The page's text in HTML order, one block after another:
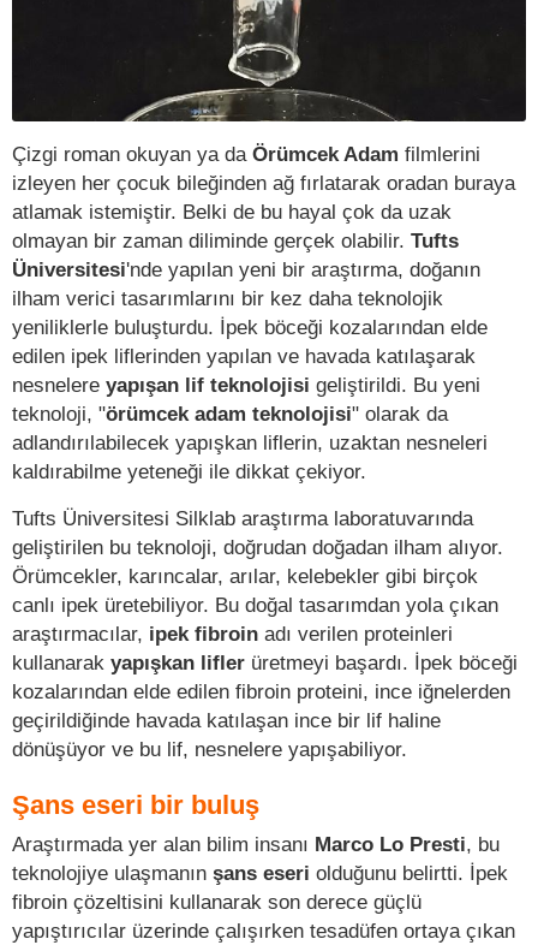
Çizgi roman okuyan ya da Örümcek Adam filmlerini
izleyen her çocuk bileğinden ağ fırlatarak oradan buraya
atlamak istemiştir. Belki de bu hayal çok da uzak
olmayan bir zaman diliminde gerçek olabilir. Tufts
Üniversitesi'nde yapılan yeni bir araştırma, doğanın
ilham verici tasarımlarını bir kez daha teknolojik
yeniliklerle buluşturdu. İpek böceği kozalarından elde
edilen ipek liflerinden yapılan ve havada katılaşarak
nesnelere yapışan lif teknolojisi geliştirildi. Bu yeni
teknoloji, "örümcek adam teknolojisi" olarak da
adlandırılabilecek yapışkan liflerin, uzaktan nesneleri
kaldırabilme yeteneği ile dikkat çekiyor.
Tufts Üniversitesi Silklab araştırma laboratuvarında
geliştirilen bu teknoloji, doğrudan doğadan ilham alıyor.
Örümcekler, karıncalar, arılar, kelebekler gibi birçok
canlı ipek üretebiliyor. Bu doğal tasarımdan yola çıkan
araştırmacılar, ipek fibroin adı verilen proteinleri
kullanarak yapışkan lifler üretmeyi başardı. İpek böceği
kozalarından elde edilen fibroin proteini, ince iğnelerden
geçirildiğinde havada katılaşan ince bir lif haline
dönüşüyor ve bu lif, nesnelere yapışabiliyor.
Şans eseri bir buluş
Araştırmada yer alan bilim insanı Marco Lo Presti, bu
teknolojiye ulaşmanın şans eseri olduğunu belirtti. İpek
fibroin çözeltisini kullanarak son derece güçlü
yapıştırıcılar üzerinde çalışırken tesadüfen ortaya çıkan